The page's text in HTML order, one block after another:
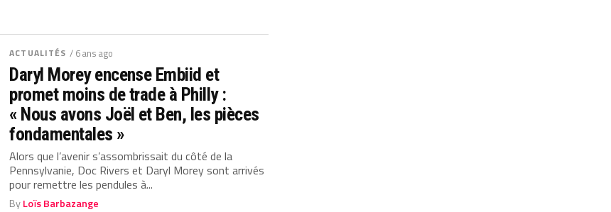
ACTUALITÉS / 6 ans ago
Daryl Morey encense Embiid et
promet moins de trade à Philly :
« Nous avons Joël et Ben, les pièces
fondamentales »
Alors que l’avenir s’assombrissait du côté de la
Pennsylvanie, Doc Rivers et Daryl Morey sont arrivés
pour remettre les pendules à...
ByLoïs Barbazange